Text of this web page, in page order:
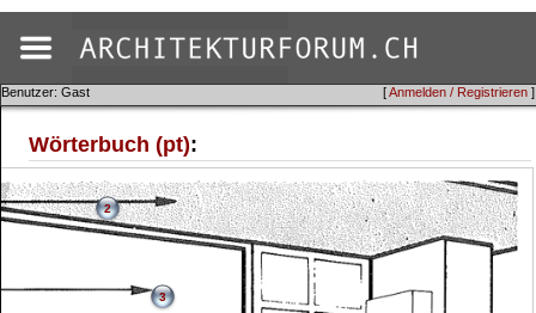
[Anmelden / Registrieren ]
Benutzer: Gast
Wörterbuch (pt):
2
3